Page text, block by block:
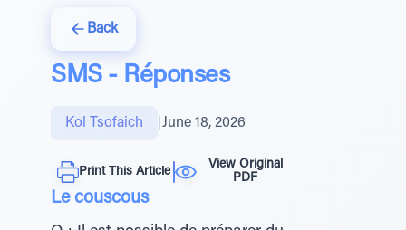
Back
SMS - Réponses
Kol Tsofaich June 18, 2026
Print This Article
View Original
PDF
Le couscous